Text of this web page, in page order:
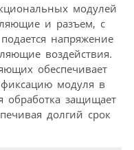
модулей
и разъем, с
напряжение
воздействия.
обеспечивает
модуля в
обработка защищает
долгий срок